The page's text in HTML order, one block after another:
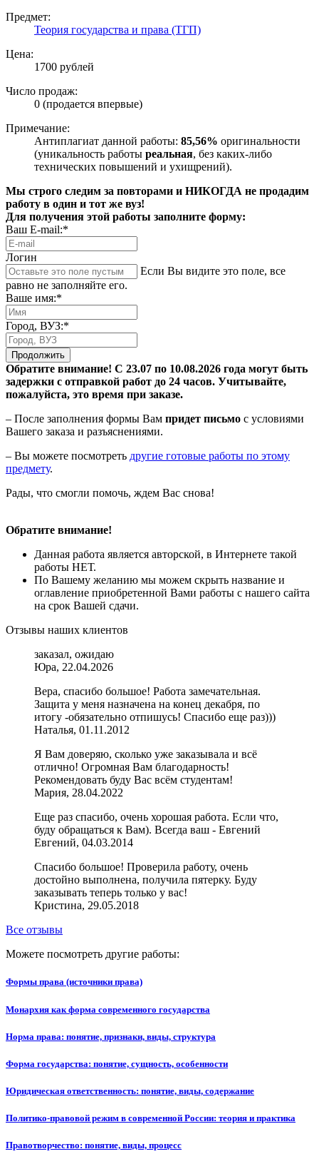
Предмет:
Теория государства и права (ТГП)
Цена:
1700 рублей
Число продаж:
0 (продается впервые)
Примечание:
Антиплагиат данной работы: 85,56% оригинальности
(уникальность работы реальная, без каких-либо
технических повышений и ухищрений).
Мы строго следим за повторами и НИКОГДА не продадим
работу в один и тот же вуз!
Для получения этой работы заполните форму:
Ваш E-mail:*
Логин
Если Вы видите это поле, все
равно не заполняйте его.
Ваше имя:*
Город, ВУЗ:*
Продолжить
Обратите внимание! С 23.07 по 10.08.2026 года могут быть
задержки с отправкой работ до 24 часов. Учитывайте,
пожалуйста, это время при заказе.
– После заполнения формы Вам придет письмо с условиями
Вашего заказа и разъяснениями.
– Вы можете посмотреть другие готовые работы по этому
предмету.
Рады, что смогли помочь, ждем Вас снова!
Обратите внимание!
Данная работа является авторской, в Интернете такой
работы НЕТ.
По Вашему желанию мы можем скрыть название и
оглавление приобретенной Вами работы с нашего сайта
на срок Вашей сдачи.
Отзывы наших клиентов
заказал, ожидаю
Юра, 22.04.2026
Вера, спасибо большое! Работа замечательная.
Защита у меня назначена на конец декабря, по
итогу -обязательно отпишусь! Спасибо еще раз)))
Наталья, 01.11.2012
Я Вам доверяю, сколько уже заказывала и всё
отлично! Огромная Вам благодарность!
Рекомендовать буду Вас всём студентам!
Мария, 28.04.2022
Еще раз спасибо, очень хорошая работа. Если что,
буду обращаться к Вам). Всегда ваш - Евгений
Евгений, 04.03.2014
Спасибо большое! Проверила работу, очень
достойно выполнена, получила пятерку. Буду
заказывать теперь только у вас!
Кристина, 29.05.2018
Все отзывы
Можете посмотреть другие работы:
Формы права (источники права)
Монархия как форма современного государства
Норма права: понятие, признаки, виды, структура
Форма государства: понятие, сущность, особенности
Юридическая ответственность: понятие, виды, содержание
Политико-правовой режим в современной России: теория и практика
Правотворчество: понятие, виды, процесс